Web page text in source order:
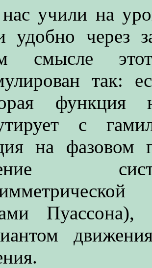
учили на
удобно через
смысле
так:
функция
с
на фазовом